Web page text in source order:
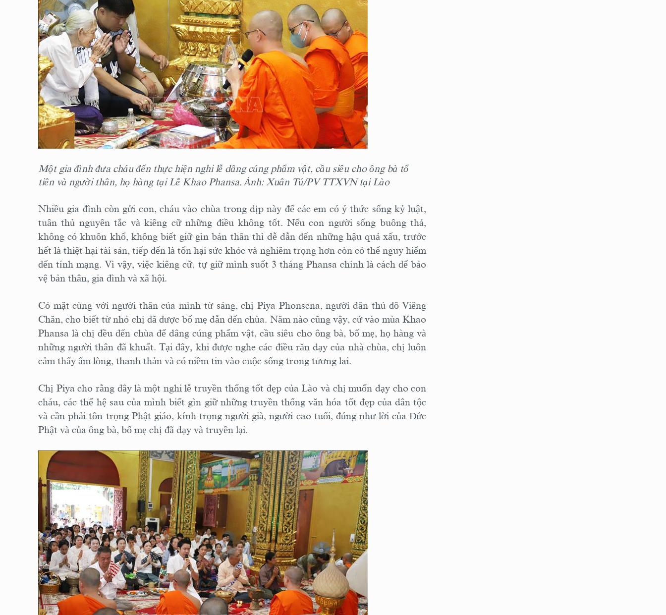
Một gia đình đưa cháu đến thực hiện nghi lễ dâng cúng phẩm vật, cầu siêu cho ông bà tổ
tiên và người thân, họ hàng tại Lễ Khao Phansa. Ảnh: Xuân Tú/PV TTXVN tại Lào
Nhiều gia đình còn gửi con, cháu vào chùa trong dịp này để các em có ý thức sống kỷ luật,
tuân thủ nguyên tắc và kiêng cữ những điều không tốt. Nếu con người sống buông thả,
không có khuôn khổ, không biết giữ gìn bản thân thì dễ dẫn đến những hậu quả xấu, trước
hết là thiệt hại tài sản, tiếp đến là tổn hại sức khỏe và nghiêm trọng hơn còn có thể nguy hiểm
đến tính mạng. Vì vậy, việc kiêng cữ, tự giữ mình suốt 3 tháng Phansa chính là cách để bảo
vệ bản thân, gia đình và xã hội.
Có mặt cùng với người thân của mình từ sáng, chị Piya Phonsena, người dân thủ đô Viêng
Chăn, cho biết từ nhỏ chị đã được bố mẹ dẫn đến chùa. Năm nào cũng vậy, cứ vào mùa Khao
Phansa là chị đều đến chùa để dâng cúng phẩm vật, cầu siêu cho ông bà, bố mẹ, họ hàng và
những người thân đã khuất. Tại đây, khi được nghe các điều răn dạy của nhà chùa, chị luôn
cảm thấy ấm lòng, thanh thản và có niềm tin vào cuộc sống trong tương lai.
Chị Piya cho rằng đây là một nghi lễ truyền thống tốt đẹp của Lào và chị muốn dạy cho con
cháu, các thế hệ sau của mình biết gìn giữ những truyền thống văn hóa tốt đẹp của dân tộc
và cần phải tôn trọng Phật giáo, kính trọng người già, người cao tuổi, đúng như lời của Đức
Phật và của ông bà, bố mẹ chị đã dạy và truyền lại.